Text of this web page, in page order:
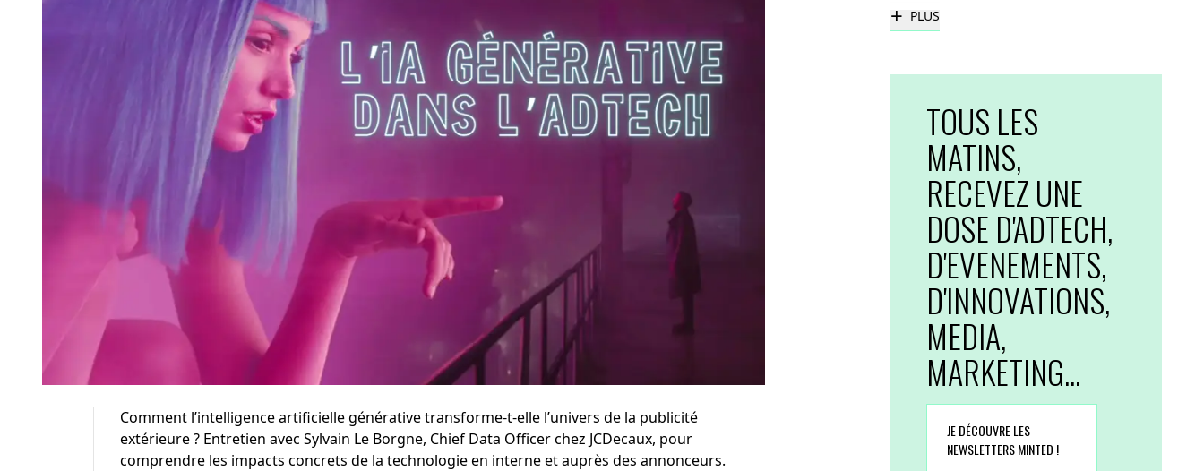
Comment l’intelligence artificielle générative transforme-t-elle l’univers de la publicité
extérieure ? Entretien avec Sylvain Le Borgne, Chief Data Officer chez JCDecaux, pour
comprendre les impacts concrets de la technologie en interne et auprès des annonceurs.
+ PLUS
TOUS LES
MATINS,
RECEVEZ UNE
DOSE D'ADTECH,
D'EVENEMENTS,
D'INNOVATIONS,
MEDIA,
MARKETING...
JE DÉCOUVRE LES
NEWSLETTERS MINTED !